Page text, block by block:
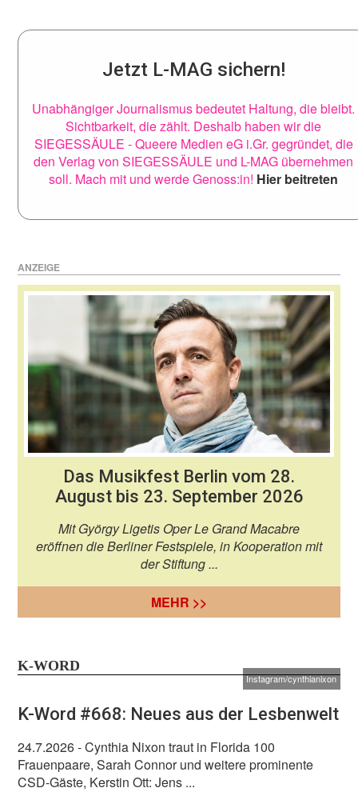
Jetzt L-MAG sichern!
Unabhängiger Journalismus bedeutet Haltung, die bleibt.
Sichtbarkeit, die zählt. Deshalb haben wir die
SIEGESSÄULE - Queere Medien eG i.Gr. gegründet, die
den Verlag von SIEGESSÄULE und L-MAG übernehmen
soll. Mach mit und werde Genoss:in! Hier beitreten
ANZEIGE
Das Musikfest Berlin vom 28.
August bis 23. September 2026
Mit György Ligetis Oper Le Grand Macabre
eröffnen die Berliner Festspiele, in Kooperation mit
der Stiftung ...
MEHR >>
K-WORD
Instagram/cynthianixon
K-Word #668: Neues aus der Lesbenwelt
24.7.2026- Cynthia Nixon traut in Florida 100
Frauenpaare, Sarah Connor und weitere prominente
CSD-Gäste, Kerstin Ott: Jens ...